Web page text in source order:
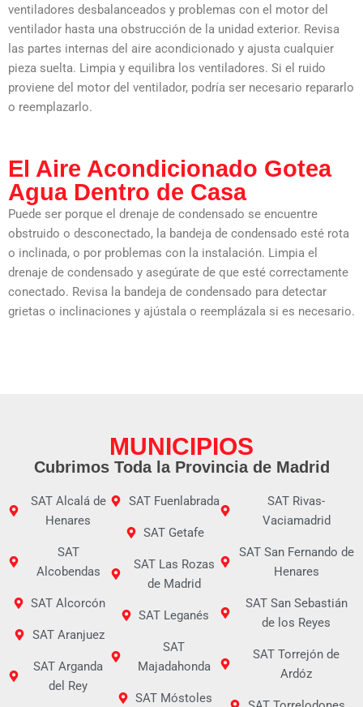
ventiladores desbalanceados y problemas con el motor del
ventilador hasta una obstrucción de la unidad exterior. Revisa
las partes internas del aire acondicionado y ajusta cualquier
pieza suelta. Limpia y equilibra los ventiladores. Si el ruido
proviene del motor del ventilador, podría ser necesario repararlo
o reemplazarlo.
El Aire Acondicionado Gotea
Agua Dentro de Casa
Puede ser porque el drenaje de condensado se encuentre
obstruido o desconectado, la bandeja de condensado esté rota
o inclinada, o por problemas con la instalación. Limpia el
drenaje de condensado y asegúrate de que esté correctamente
conectado. Revisa la bandeja de condensado para detectar
grietas o inclinaciones y ajústala o reemplázala si es necesario.
MUNICIPIOS
Cubrimos Toda la Provincia de Madrid
SAT Alcalá de
Henares
SAT
Alcobendas
SAT Alcorcón
SAT Aranjuez
SAT Arganda
del Rey
SAT Fuenlabrada
SAT Getafe
SAT Las Rozas
de Madrid
SAT Leganés
SAT
Majadahonda
SAT Móstoles
SAT Rivas-
Vaciamadrid
SAT San Fernando de
Henares
SAT San Sebastián
de los Reyes
SAT Torrejón de
Ardóz